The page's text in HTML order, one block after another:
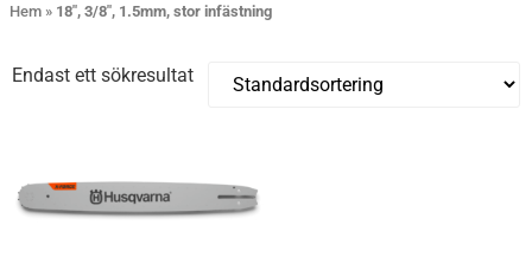
Hem » 18", 3/8", 1.5mm, stor infästning
Endast ett sökresultat